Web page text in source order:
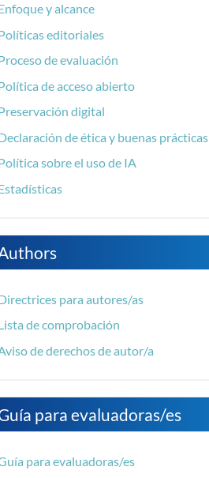
y alcance
editoriales
de evaluación
de acceso abierto
digital
de ética y buenas prácticas
sobre el uso de IA
para autores/as
de comprobación
de derechos de autor/a
para evaluadoras/es
para evaluadoras/es